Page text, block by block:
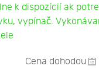
k dispozícií ak
vypínač.
Cena dohodou